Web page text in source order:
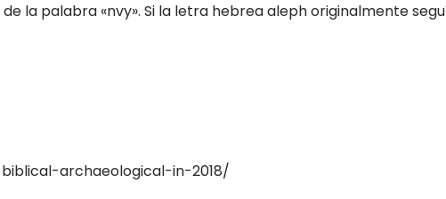
la palabra «nvy». Si la letra hebrea aleph originalmente
archaeological-in-2018/